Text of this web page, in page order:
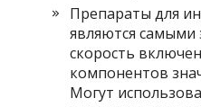
Препараты для
являются
скорость
компонентов
Могут